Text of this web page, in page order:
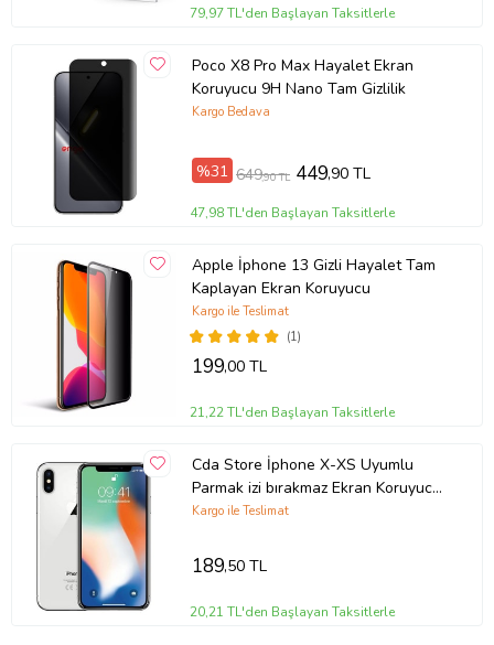
79,97 TL'den Başlayan Taksitlerle
Poco X8 Pro Max Hayalet Ekran
Koruyucu 9H Nano Tam Gizlilik
Kargo Bedava
%31 649,90 TL 449,90 TL
47,98 TL'den Başlayan Taksitlerle
Apple İphone 13 Gizli Hayalet Tam
Kaplayan Ekran Koruyucu
(1)
Kargo ile Teslimat
199,00 TL
21,22 TL'den Başlayan Taksitlerle
Cda Store İphone X-XS Uyumlu
Parmak izi bırakmaz Ekran Koruyucu
Nano MAT Jelatin
Kargo ile Teslimat
189,50 TL
20,21 TL'den Başlayan Taksitlerle